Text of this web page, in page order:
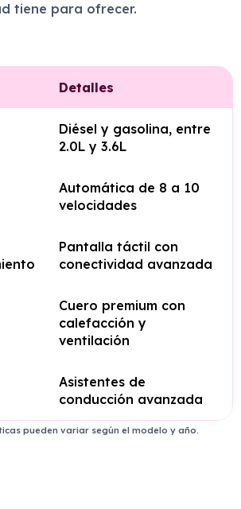
tiene para ofrecer.
Detalles
Diésel y gasolina, entre
2.0L y 3.6L
Automática de 8 a 10
velocidades
Pantalla táctil con
conectividad avanzada
Cuero premium con
calefacción y
ventilación
Asistentes de
conducción avanzada
pueden variar según el modelo y año.